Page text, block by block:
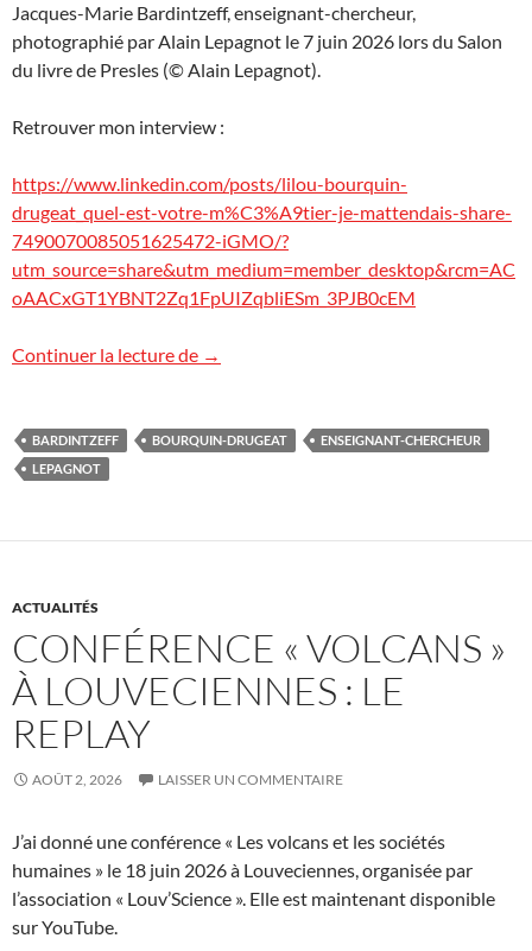
Jacques-Marie Bardintzeff, enseignant-chercheur,
photographié par Alain Lepagnot le 7 juin 2026 lors du Salon
du livre de Presles (© Alain Lepagnot).
Retrouver mon interview :
https://www.linkedin.com/posts/lilou-bourquin-
drugeat_quel-est-votre-m%C3%A9tier-je-mattendais-share-
7490070085051625472-iGMO/?
utm_source=share&utm_medium=member_desktop&rcm=AC
oAACxGT1YBNT2Zq1FpUIZqbliESm_3PJB0cEM
Continuer la lecture de Interview d’un enseignant-chercheur
→
BARDINTZEFF BOURQUIN-DRUGEAT
ENSEIGNANT-CHERCHEUR
LEPAGNOT
ACTUALITÉS
CONFÉRENCE « VOLCANS »
À LOUVECIENNES : LE
REPLAY
AOÛT 2, 2026 LAISSER UN COMMENTAIRE
J’ai donné une conférence « Les volcans et les sociétés
humaines » le 18 juin 2026 à Louveciennes, organisée par
l’association « Louv’Science ». Elle est maintenant disponible
sur YouTube.